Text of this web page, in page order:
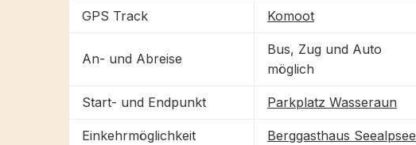
GPS Track Komoot
An- und Abreise
Bus, Zug und Auto
möglich
Start- und Endpunkt Parkplatz Wasseraun
Einkehrmöglichkeit Berggasthaus Seealpsee